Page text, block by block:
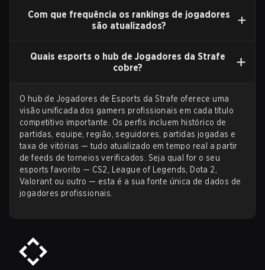
Com que frequência os rankings de jogadores
são atualizados?
Quais esports o hub de Jogadores da Strafe
cobre?
O hub de Jogadores de Esports da Strafe oferece uma
visão unificada dos gamers profissionais em cada título
competitivo importante. Os perfis incluem histórico de
partidas, equipe, região, seguidores, partidas jogadas e
taxa de vitórias — tudo atualizado em tempo real a partir
de feeds de torneios verificados. Seja qual for o seu
esports favorito — CS2, League of Legends, Dota 2,
Valorant ou outro — esta é a sua fonte única de dados de
jogadores profissionais.